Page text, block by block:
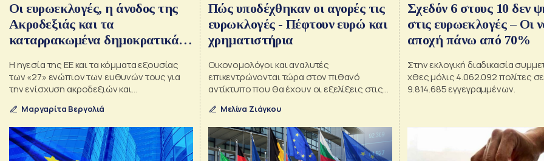
Οι ευρωεκλογές, η άνοδος της
Ακροδεξιάς και τα
καταρρακωμένα δημοκρατικά
Η ηγεσία της ΕΕ και τα κόμματα εξουσίας
των «27» ενώπιον των ευθυνών τους για
την ενίσχυση ακροδεξιών και
Μαργαρίτα Βεργολιά
Πώς υποδέχθηκαν οι αγορές τις
ευρωκλογές - Πέφτουν ευρώ και
χρηματιστήρια
Οικονομολόγοι και αναλυτές
επικεντρώνονται τώρα στον πιθανό
αντίκτυπο που θα έχουν οι εξελίξεις στις
Μελίνα Ζιάγκου
Σχεδόν 6 στους 10 δεν
στις ευρωεκλογές – Οι
αποχή πάνω από 70%
Στην εκλογική διαδικασία
χθες μόλις 4.062.092 πολίτες
9.814.685 εγγεγραμμένων.